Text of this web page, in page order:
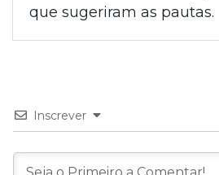
que sugeriram as pautas.
Inscrever